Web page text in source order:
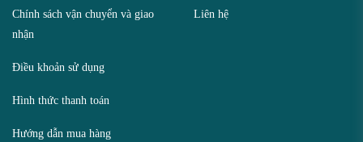
Chính sách vận chuyển và giao
nhận
Điều khoản sử dụng
Hình thức thanh toán
Hướng dẫn mua hàng
Liên hệ